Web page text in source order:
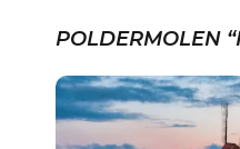
POLDERMOLEN